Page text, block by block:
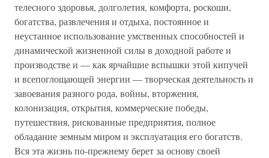
телесного здоровья, долголетия, комфорта, роскоши,
богатства, развлечения и отдыха, постоянное и
неустанное использование умственных способностей и
динамической жизненной силы в доходной работе и
производстве и — как ярчайшие вспышки этой кипучей
и всепоглощающей энергии — творческая деятельность и
завоевания разного рода, войны, вторжения,
колонизация, открытия, коммерческие победы,
путешествия, рискованные предприятия, полное
обладание земным миром и эксплуатация его богатств.
Вся эта жизнь по-прежнему берет за основу своей